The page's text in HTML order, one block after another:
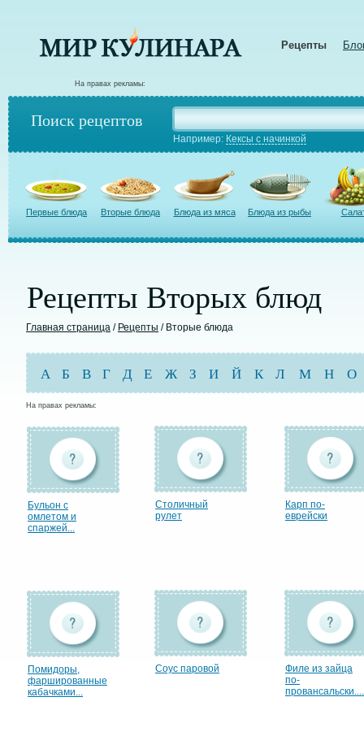
Рецепты
На правах рекламы:
Поиск рецептов
Например: Кексы с начинкой
Первые блюда Вторые блюда Блюда из мяса Блюда из рыбы
Рецепты Вторых блюд
Главная страница / Рецепты / Вторые блюда
А Б В Г Д Е Ж З И Й К Л М Н О
На правах рекламы:
Бульон с
омлетом и
спаржей...
Столичный
рулет
Карп по-
еврейски
Помидоры,
фаршированные
кабачками...
Соус паровой
Филе из зайца
по-
провансальски....